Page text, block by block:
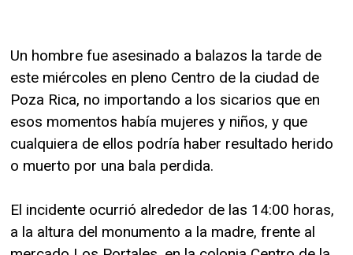
Un hombre fue asesinado a balazos la tarde de
este miércoles en pleno Centro de la ciudad de
Poza Rica, no importando a los sicarios que en
esos momentos había mujeres y niños, y que
cualquiera de ellos podría haber resultado herido
o muerto por una bala perdida.
El incidente ocurrió alrededor de las 14:00 horas,
a la altura del monumento a la madre, frente al